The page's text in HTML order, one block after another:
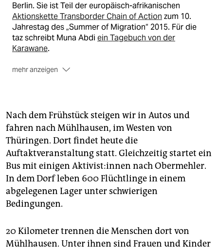
Berlin. Sie ist Teil der europäisch-afrikanischen
Aktionskette Transborder Chain of Action zum 10.
Jahrestag des „Summer of Migration“ 2015. Für die
taz schreibt Muna Abdi ein Tagebuch von der
Karawane.
mehr anzeigen
Nach dem Frühstück steigen wir in Autos und
fahren nach Mühlhausen, im Westen von
Thüringen. Dort findet heute die
Auftaktveranstaltung statt. Gleichzeitig startet ein
Bus mit einigen Ak­ti­vis­t:in­nen nach Obermehler.
In dem Dorf leben 600 Flüchtlinge in einem
abgelegenen Lager unter schwierigen
Bedingungen.
20 Kilometer trennen die Menschen dort von
Mühlhausen. Unter ihnen sind Frauen und Kinder